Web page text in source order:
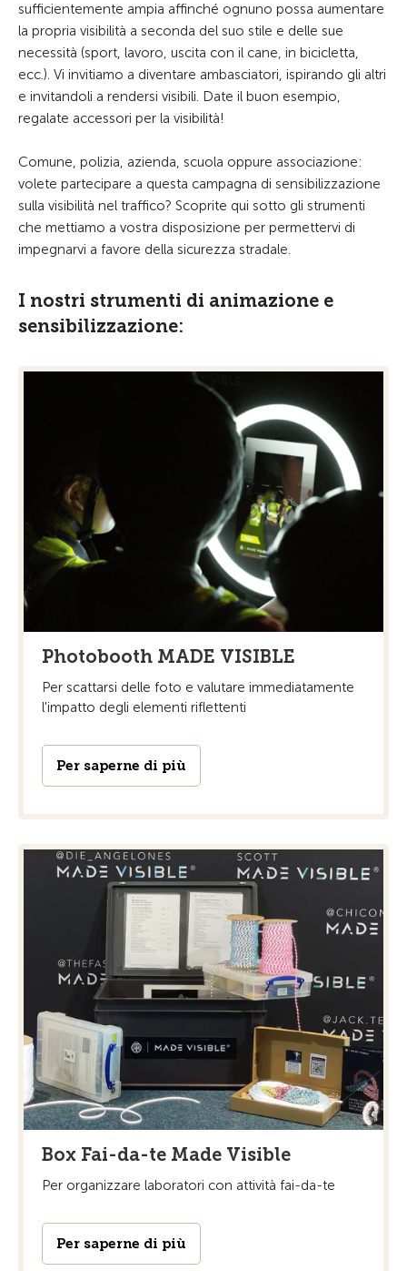
sufficientemente ampia affinché ognuno possa aumentare
la propria visibilità a seconda del suo stile e delle sue
necessità (sport, lavoro, uscita con il cane, in bicicletta,
ecc.). Vi invitiamo a diventare ambasciatori, ispirando gli altri
e invitandoli a rendersi visibili. Date il buon esempio,
regalate accessori per la visibilità!
Comune, polizia, azienda, scuola oppure associazione:
volete partecipare a questa campagna di sensibilizzazione
sulla visibilità nel traffico? Scoprite qui sotto gli strumenti
che mettiamo a vostra disposizione per permettervi di
impegnarvi a favore della sicurezza stradale.
I nostri strumenti di animazione e
sensibilizzazione:
Photobooth MADE VISIBLE
Per scattarsi delle foto e valutare immediatamente
l'impatto degli elementi riflettenti
Per saperne di più
Box Fai-da-te Made Visible
Per organizzare laboratori con attività fai-da-te
Per saperne di più